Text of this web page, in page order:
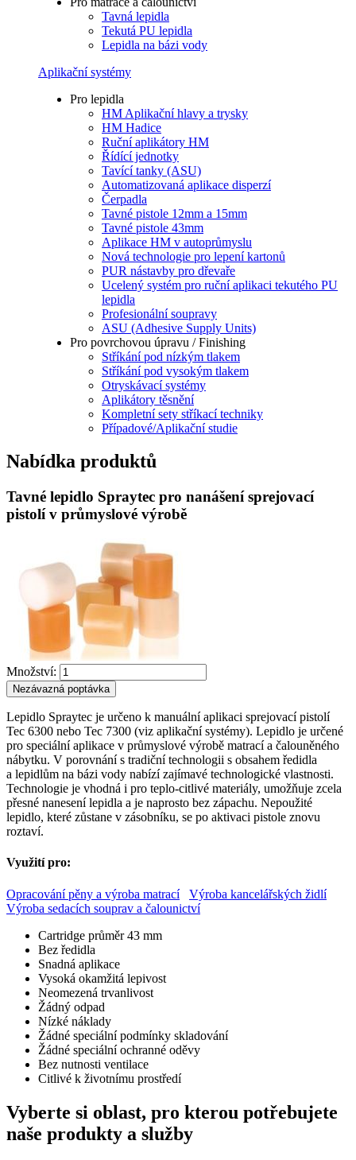
Tavná lepidla
Tekutá PU lepidla
Lepidla na bázi vody
Aplikační systémy
Pro lepidla
HM Aplikační hlavy a trysky
HM Hadice
Ruční aplikátory HM
Řídící jednotky
Tavící tanky (ASU)
Automatizovaná aplikace disperzí
Čerpadla
Tavné pistole 12mm a 15mm
Tavné pistole 43mm
Aplikace HM v autoprůmyslu
Nová technologie pro lepení kartonů
PUR nástavby pro dřevaře
Ucelený systém pro ruční aplikaci tekutého PU
lepidla
Profesionální soupravy
ASU (Adhesive Supply Units)
Pro povrchovou úpravu / Finishing
Stříkání pod nízkým tlakem
Stříkání pod vysokým tlakem
Otryskávací systémy
Aplikátory těsnění
Kompletní sety stříkací techniky
Případové/Aplikační studie
Nabídka produktů
Tavné lepidlo Spraytec pro nanášení sprejovací
pistolí v průmyslové výrobě
Množství:
Nezávazná poptávka
Lepidlo Spraytec je určeno k manuální aplikaci sprejovací pistolí
Tec 6300 nebo Tec 7300 (viz aplikační systémy). Lepidlo je určené
pro speciální aplikace v průmyslové výrobě matrací a čalouněného
nábytku. V porovnání s tradiční technologii s obsahem ředidla
a lepidlům na bázi vody nabízí zajímavé technologické vlastnosti.
Technologie je vhodná i pro teplo-citlivé materiály, umožňuje zcela
přesné nanesení lepidla a je naprosto bez zápachu. Nepoužité
lepidlo, které zůstane v zásobníku, se po aktivaci pistole znovu
roztaví.
Využití pro:
Opracování pěny a výroba matrací
Výroba kancelářských židlí
Výroba sedacích souprav a čalounictví
Cartridge průměr 43 mm
Bez ředidla
Snadná aplikace
Vysoká okamžitá lepivost
Neomezená trvanlivost
Žádný odpad
Nízké náklady
Žádné speciální podmínky skladování
Žádné speciální ochranné oděvy
Bez nutnosti ventilace
Citlivé k životnímu prostředí
Vyberte si oblast, pro kterou potřebujete
naše produkty a služby